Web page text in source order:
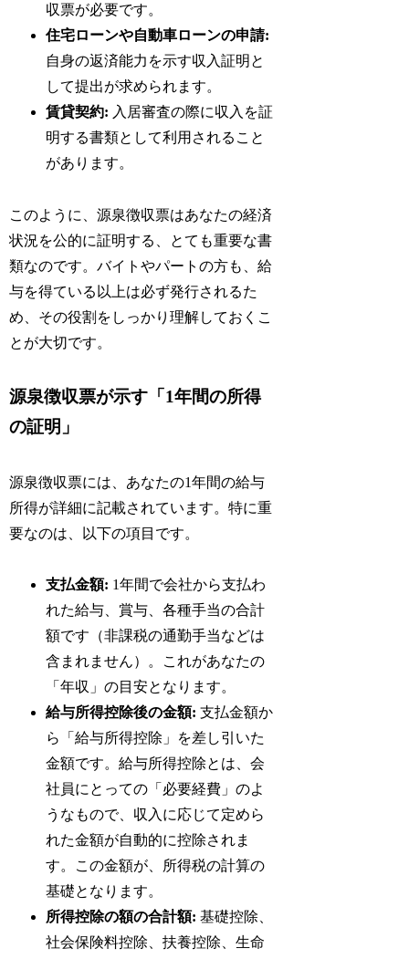
収票が必要です。
住宅ローンや自動車ローンの申請:
自身の返済能力を示す収入証明と
して提出が求められます。
賃貸契約: 入居審査の際に収入を証
明する書類として利用されること
があります。
このように、源泉徴収票はあなたの経済
状況を公的に証明する、とても重要な書
類なのです。バイトやパートの方も、給
与を得ている以上は必ず発行されるた
め、その役割をしっかり理解しておくこ
とが大切です。
源泉徴収票が示す「1年間の所得
の証明」
源泉徴収票には、あなたの1年間の給与
所得が詳細に記載されています。特に重
要なのは、以下の項目です。
支払金額: 1年間で会社から支払わ
れた給与、賞与、各種手当の合計
額です（非課税の通勤手当などは
含まれません）。これがあなたの
「年収」の目安となります。
給与所得控除後の金額: 支払金額か
ら「給与所得控除」を差し引いた
金額です。給与所得控除とは、会
社員にとっての「必要経費」のよ
うなもので、収入に応じて定めら
れた金額が自動的に控除されま
す。この金額が、所得税の計算の
基礎となります。
所得控除の額の合計額: 基礎控除、
社会保険料控除、扶養控除、生命